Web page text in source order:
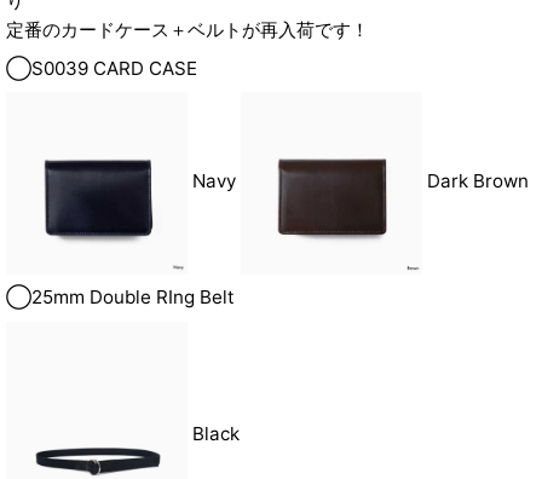
定番のカードケース＋ベルトが再入荷です！
◯S0039 CARD CASE
Navy Dark Brown
◯25mm Double RIng Belt
Black